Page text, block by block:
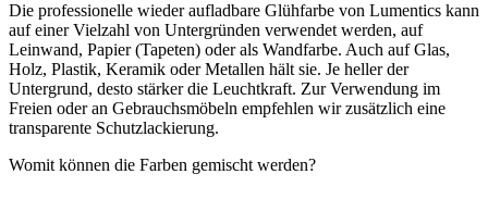
Die professionelle wieder aufladbare Glühfarbe von Lumentics kann
auf einer Vielzahl von Untergründen verwendet werden, auf
Leinwand, Papier (Tapeten) oder als Wandfarbe. Auch auf Glas,
Holz, Plastik, Keramik oder Metallen hält sie. Je heller der
Untergrund, desto stärker die Leuchtkraft. Zur Verwendung im
Freien oder an Gebrauchsmöbeln empfehlen wir zusätzlich eine
transparente Schutzlackierung.
Womit können die Farben gemischt werden?